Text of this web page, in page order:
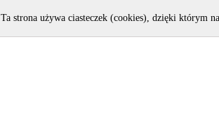
Ta strona używa ciasteczek (cookies), dzięki którym